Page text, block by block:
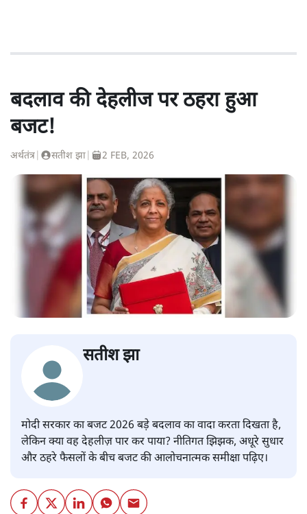
बदलाव की देहलीज पर ठहरा हुआ
बजट!
अर्थतंत्र सतीश झा 2 FEB, 2026
सतीश झा
मोदी सरकार का बजट 2026 बड़े बदलाव का वादा करता दिखता है,
लेकिन क्या वह देहलीज़ पार कर पाया? नीतिगत झिझक, अधूरे सुधार
और ठहरे फैसलों के बीच बजट की आलोचनात्मक समीक्षा पढ़िए।